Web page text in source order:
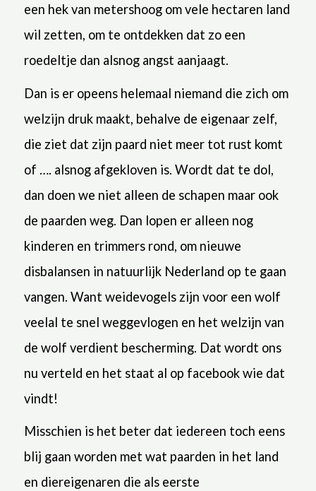
een hek van metershoog om vele hectaren land
wil zetten, om te ontdekken dat zo een
roedeltje dan alsnog angst aanjaagt.
Dan is er opeens helemaal niemand die zich om
welzijn druk maakt, behalve de eigenaar zelf,
die ziet dat zijn paard niet meer tot rust komt
of …. alsnog afgekloven is. Wordt dat te dol,
dan doen we niet alleen de schapen maar ook
de paarden weg. Dan lopen er alleen nog
kinderen en trimmers rond, om nieuwe
disbalansen in natuurlijk Nederland op te gaan
vangen. Want weidevogels zijn voor een wolf
veelal te snel weggevlogen en het welzijn van
de wolf verdient bescherming. Dat wordt ons
nu verteld en het staat al op facebook wie dat
vindt!
Misschien is het beter dat iedereen toch eens
blij gaan worden met wat paarden in het land
en diereigenaren die als eerste